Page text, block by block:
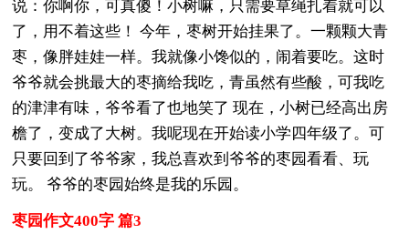
说：你啊你，可真傻！小树嘛，只需要草绳扎着就可以
了，用不着这些！ 今年，枣树开始挂果了。一颗颗大青
枣，像胖娃娃一样。我就像小馋似的，闹着要吃。这时
爷爷就会挑最大的枣摘给我吃，青虽然有些酸，可我吃
的津津有味，爷爷看了也地笑了 现在，小树已经高出房
檐了，变成了大树。我呢现在开始读小学四年级了。可
只要回到了爷爷家，我总喜欢到爷爷的枣园看看、玩
玩。 爷爷的枣园始终是我的乐园。
枣园作文400字 篇3